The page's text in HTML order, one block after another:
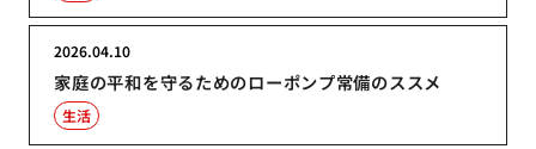
家庭の平和を守るためのローポンプ常備のススメ
2026.04.10
生活